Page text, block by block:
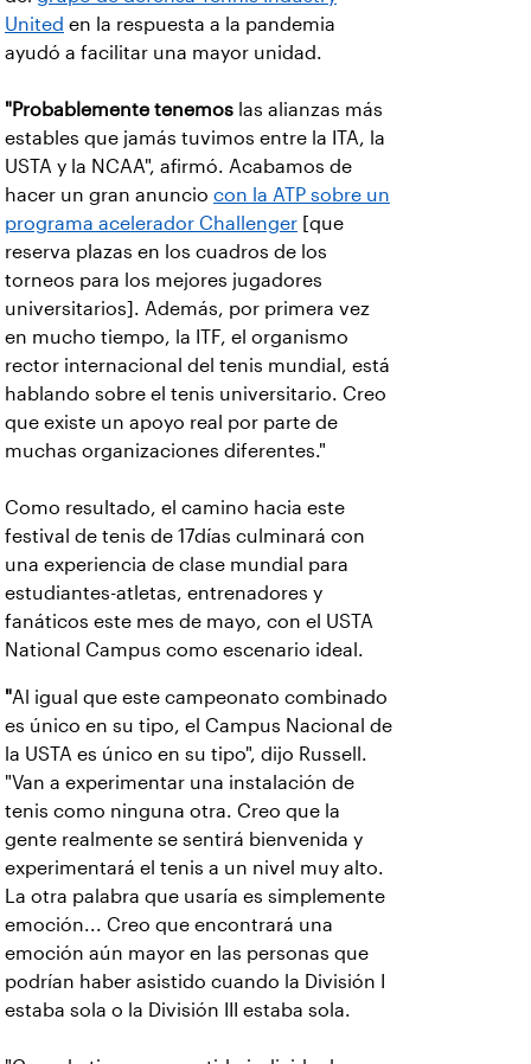
United en la respuesta a la pandemia
ayudó a facilitar una mayor unidad.
"Probablemente tenemos las alianzas más
estables que jamás tuvimos entre la ITA, la
USTA y la NCAA", afirmó. Acabamos de
hacer un gran anuncio con la ATP sobre un
programa acelerador Challenger [que
reserva plazas en los cuadros de los
torneos para los mejores jugadores
universitarios]. Además, por primera vez
en mucho tiempo, la ITF, el organismo
rector internacional del tenis mundial, está
hablando sobre el tenis universitario. Creo
que existe un apoyo real por parte de
muchas organizaciones diferentes."
Como resultado, el camino hacia este
festival de tenis de 17días culminará con
una experiencia de clase mundial para
estudiantes-atletas, entrenadores y
fanáticos este mes de mayo, con el USTA
National Campus como escenario ideal.
"Al igual que este campeonato combinado
es único en su tipo, el Campus Nacional de
la USTA es único en su tipo", dijo Russell.
"Van a experimentar una instalación de
tenis como ninguna otra. Creo que la
gente realmente se sentirá bienvenida y
experimentará el tenis a un nivel muy alto.
La otra palabra que usaría es simplemente
emoción... Creo que encontrará una
emoción aún mayor en las personas que
podrían haber asistido cuando la División I
estaba sola o la División III estaba sola.